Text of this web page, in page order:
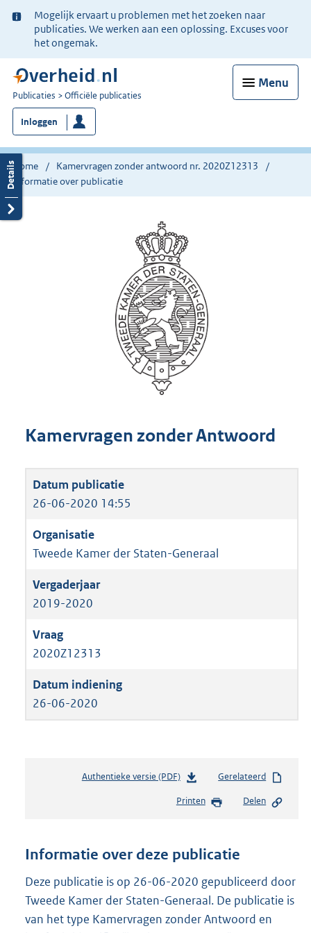
Ter
informatie:
Mogelijk ervaart u problemen met het zoeken naar
publicaties. We werken aan een oplossing. Excuses voor
het ongemak.
Menu
U
bent
nu
hier:
Publicaties Officiële publicaties
Inloggen
Home
Kamervragen zonder antwoord nr. 2020Z12313
Informatie over publicatie
Kamervragen zonder Antwoord
26-06-2020 14:55
Tweede Kamer der Staten-Generaal
2019-2020
2020Z12313
26-06-2020
Authentieke versie (PDF)b
s
n
s
r
o
Gerelateerd
Printen Delen
Informatie over deze publicatie
Deze publicatie is op 26-06-2020 gepubliceerd door
Tweede Kamer der Staten-Generaal. De publicatie is
van het type Kamervragen zonder Antwoord en